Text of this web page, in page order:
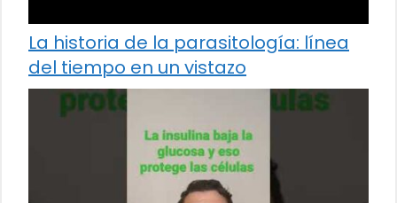
La historia de la parasitología: línea
del tiempo en un vistazo